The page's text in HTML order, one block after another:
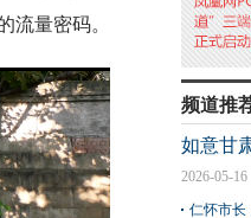
流量密码。
频道推
如意甘
2026-05-16
仁怀市长